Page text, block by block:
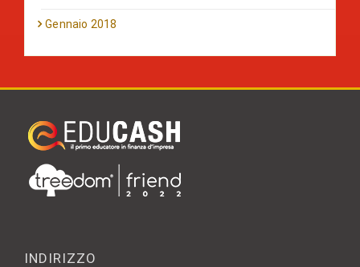
Gennaio 2018
INDIRIZZO